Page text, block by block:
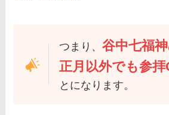
つまり、 谷中七福
正月以外でも参拝
とになります。